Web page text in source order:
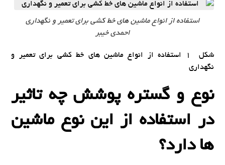
استفاده از انواع ماشین های خط کشی برای تعمیر و نگهداری
احمدی خیبر
شکل 1 استفاده از انواع ماشین های خط کشی برای تعمیر و
نگهداری
نوع و گستره پوشش چه تاثیر
در استفاده از این نوع ماشین
ها دارد؟